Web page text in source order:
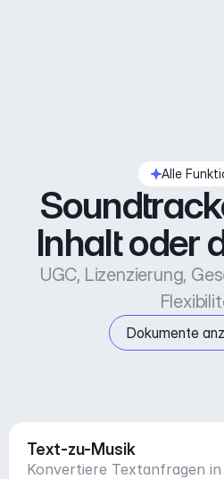
Alle
Inhalt oder
UGC, Lizenzierung,
Dokumente
Text-zu-Musik
Konvertiere Textanfragen